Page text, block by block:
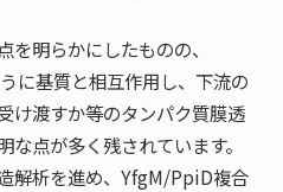
明らかにしたものの、
に基質と相互作用し、下流の
け渡すか等のタンパク質膜透
点が多く残されています。
解析を進め、YfgM/PpiD複合